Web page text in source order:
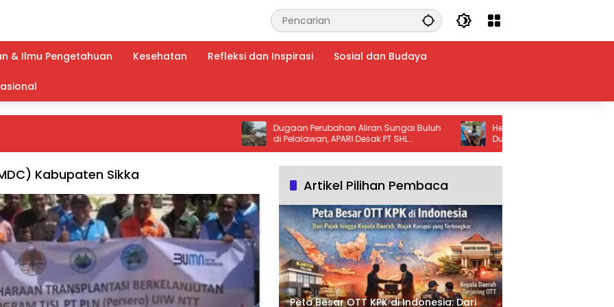
& Ilmu Pengetahuan Kesehatan Refleksi dan Inspirasi Sosial dan Budaya
Dugaan Perubahan Aliran Sungai Buluh
di Pelalawan, APARI Desak PT SHL
Diperiksa Ketat
Hendak Kabur ke Luar Daerah,
Dugaan Kekerasan Seksual Anak
Diamankan Polres Belitung
Kabupaten Sikka
Artikel Pilihan Pembaca
Peta Besar OTT KPK di Indonesia: Dari